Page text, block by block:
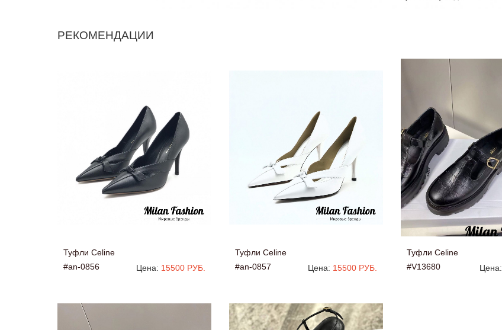
РЕКОМЕНДАЦИИ
Туфли Celine
#an-0856
Цена: 15500 РУБ.
Туфли Celine
#an-0857
Цена: 15500 РУБ.
Туфли Celine
#V13680
Цена: